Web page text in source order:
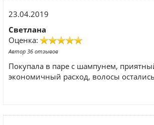
23.04.2019
Светлана
Оценка:
Автор 36 отзывов
Покупала в паре с шампунем,
экономичный расход, волосы